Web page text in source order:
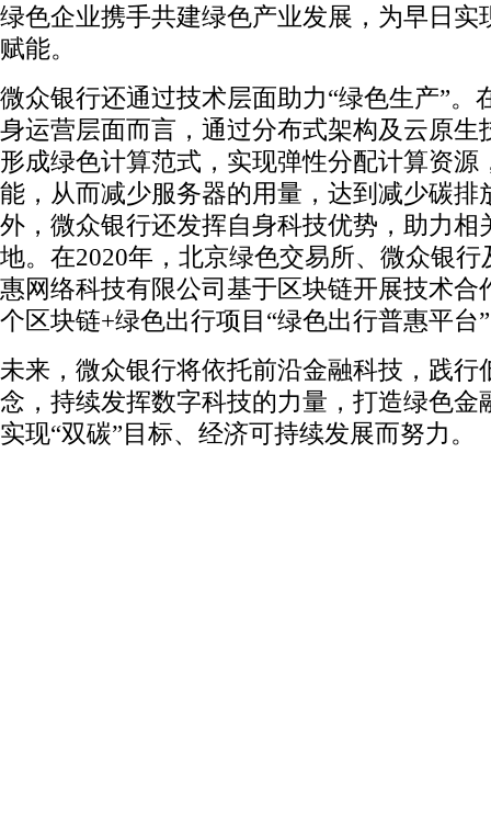
绿色企业携手共建绿色产业发展，为早日实
赋能。
微众银行还通过技术层面助力“绿色生产”。
身运营层面而言，通过分布式架构及云原生
形成绿色计算范式，实现弹性分配计算资源
能，从而减少服务器的用量，达到减少碳排
外，微众银行还发挥自身科技优势，助力相
地。在2020年，北京绿色交易所、微众银行
惠网络科技有限公司基于区块链开展技术合
个区块链+绿色出行项目“绿色出行普惠平台
未来，微众银行将依托前沿金融科技，践行
念，持续发挥数字科技的力量，打造绿色金
实现“双碳”目标、经济可持续发展而努力。